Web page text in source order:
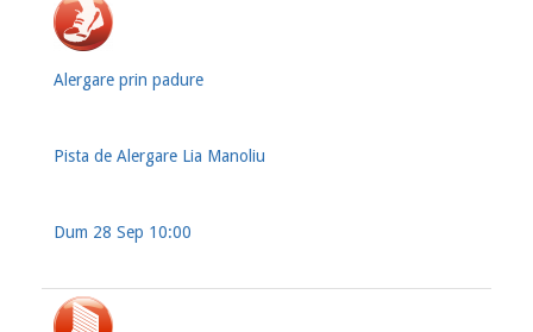
Alergare prin padure
Pista de Alergare Lia Manoliu
Dum 28 Sep 10:00